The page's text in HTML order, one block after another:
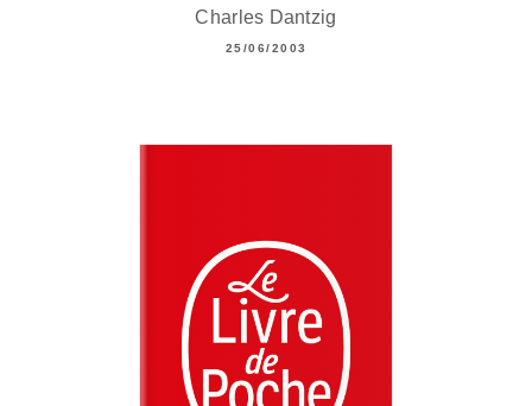
Charles Dantzig
25/06/2003